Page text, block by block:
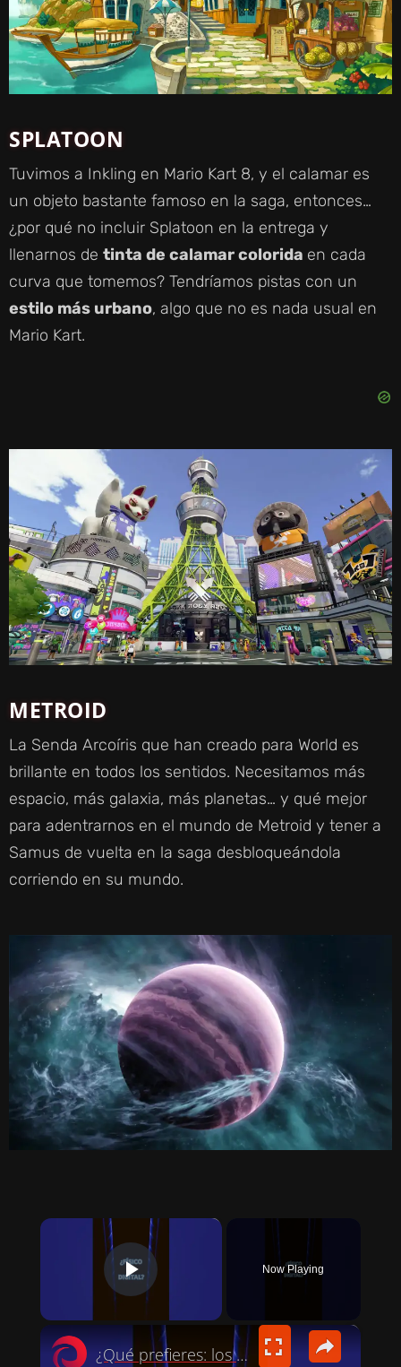
SPLATOON
Tuvimos a Inkling en Mario Kart 8, y el calamar es
un objeto bastante famoso en la saga, entonces…
¿por qué no incluir Splatoon en la entrega y
llenarnos de tinta de calamar colorida en cada
curva que tomemos? Tendríamos pistas con un
estilo más urbano, algo que no es nada usual en
Mario Kart.
METROID
La Senda Arcoíris que han creado para World es
brillante en todos los sentidos. Necesitamos más
espacio, más galaxia, más planetas… y qué mejor
para adentrarnos en el mundo de Metroid y tener a
Samus de vuelta en la saga desbloqueándola
corriendo en su mundo.
×
PLAY VIDEO
Now Playing
×
¿Qué prefieres: los videojuegos en FÍSICO o DIGITAL?